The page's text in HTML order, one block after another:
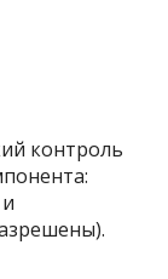
контроль